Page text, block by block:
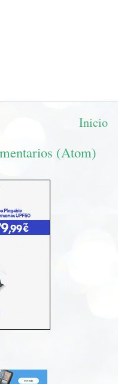
Inicio
(Atom)